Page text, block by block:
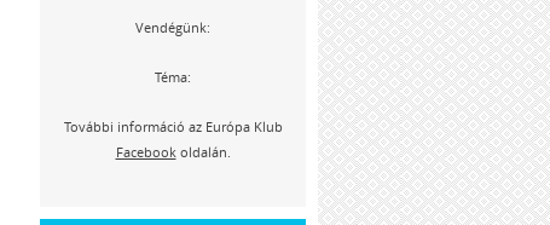
Vendégünk:
Téma:
További információ az Európa Klub
Facebookoldalán.